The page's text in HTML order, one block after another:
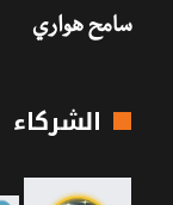
سامح هواري
الشركاء